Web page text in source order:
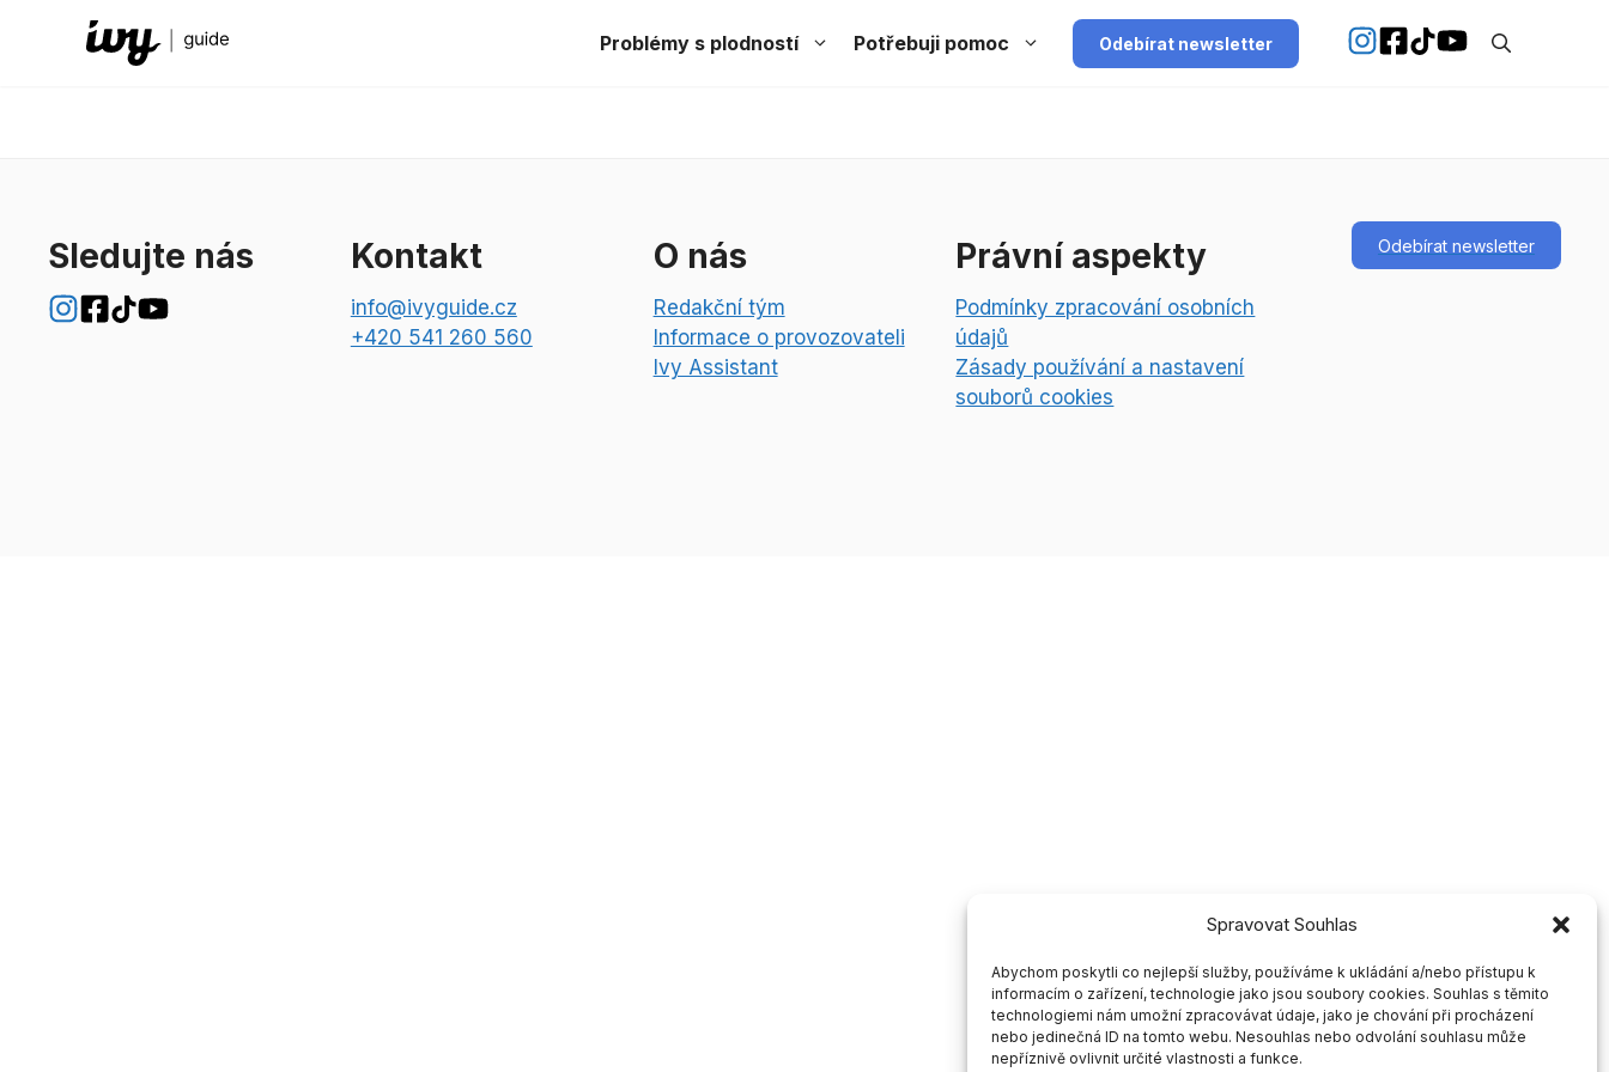
Spravovat Souhlas
Abychom poskytli co nejlepší služby, používáme k ukládání a/nebo přístupu k
informacím o zařízení, technologie jako jsou soubory cookies. Souhlas s těmito
technologiemi nám umožní zpracovávat údaje, jako je chování při procházení
nebo jedinečná ID na tomto webu. Nesouhlas nebo odvolání souhlasu může
nepříznivě ovlivnit určité vlastnosti a funkce.
Problémy s plodností Potřebuji pomoc Odebírat newsletter
Sledujte nás Kontakt
info@ivyguide.cz
+420 541 260 560
O nás
Redakční tým
Informace o provozovateli
Ivy Assistant
Právní aspekty
Podmínky zpracování osobních
údajů
Zásady používání a nastavení
souborů cookies
Odebírat newsletter